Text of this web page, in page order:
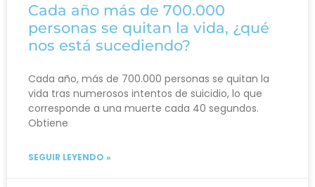
Cada año más de 700.000
personas se quitan la vida, ¿qué
nos está sucediendo?
Cada año, más de 700.000 personas se quitan la
vida tras numerosos intentos de suicidio, lo que
corresponde a una muerte cada 40 segundos.
Obtiene
SEGUIR LEYENDO »